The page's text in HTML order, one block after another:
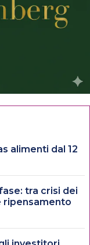
alimenti dal 12
tra crisi dei
ripensamento